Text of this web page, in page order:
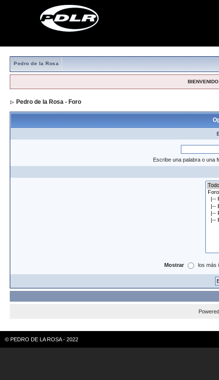
Pedro de la Rosa
Pedro de la Rosa - Foro
Escribe una palabra o una
Mostrar los más
© PEDRO DE LA ROSA - 2022